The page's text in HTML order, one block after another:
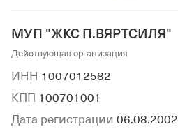
МУП "ЖКС П.ВЯРТСИЛЯ"
Действующая организация
ИНН 1007012582
КПП 100701001
Дата регистрации 06.08.2002